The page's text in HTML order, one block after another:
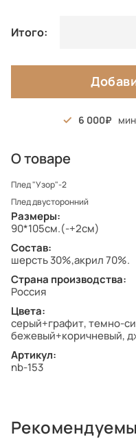
Итого:
6 000
О товаре
Плед "Узор"-2
Плед двусторонний
Размеры:
90*105см.(-+2см)
Состав:
шерсть 30%,акрил 70%.
Страна производства:
Россия
Цвета:
серый+графит, темно-
бежевый+коричневый,
Артикул:
nb-153